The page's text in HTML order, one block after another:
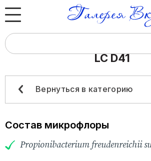
Юридическим лицам
Физическим лицам
Каталог
О компании
LC D41
Вернуться в категорию
Состав микрофлоры
Propionibacterium freudenreichii